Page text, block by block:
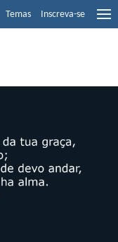
Temas Inscreva-se